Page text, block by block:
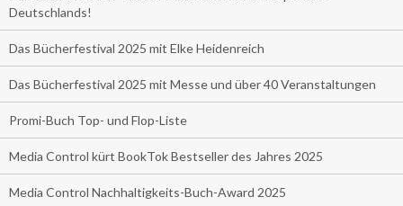
Deutschlands!
Das Bücherfestival 2025 mit Elke Heidenreich
Das Bücherfestival 2025 mit Messe und über 40 Veranstaltungen
Promi-Buch Top- und Flop-Liste
Media Control kürt BookTok Bestseller des Jahres 2025
Media Control Nachhaltigkeits-Buch-Award 2025